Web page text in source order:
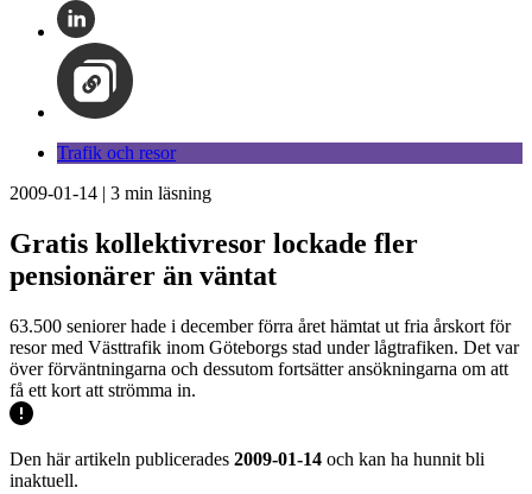
Trafik och resor
2009-01-14 | 3 min läsning
Gratis kollektivresor lockade fler
pensionärer än väntat
63.500 seniorer hade i december förra året hämtat ut fria årskort för
resor med Västtrafik inom Göteborgs stad under lågtrafiken. Det var
över förväntningarna och dessutom fortsätter ansökningarna om att
få ett kort att strömma in.
Den här artikeln publicerades 2009-01-14 och kan ha hunnit bli
inaktuell.